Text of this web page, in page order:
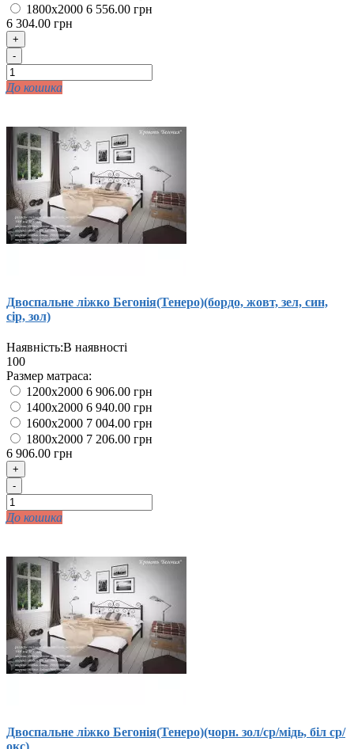
1800x2000 6 556.00 грн
6 304.00 грн
+
-
До кошика
Двоспальне ліжко Бегонія(Тенеро)(бордо, жовт, зел, син,
сір, зол)
Наявність:В наявності
100
Размер матраса:
1200x2000 6 906.00 грн
1400x2000 6 940.00 грн
1600x2000 7 004.00 грн
1800x2000 7 206.00 грн
6 906.00 грн
+
-
До кошика
Двоспальне ліжко Бегонія(Тенеро)(чорн. зол/ср/мідь, біл ср/